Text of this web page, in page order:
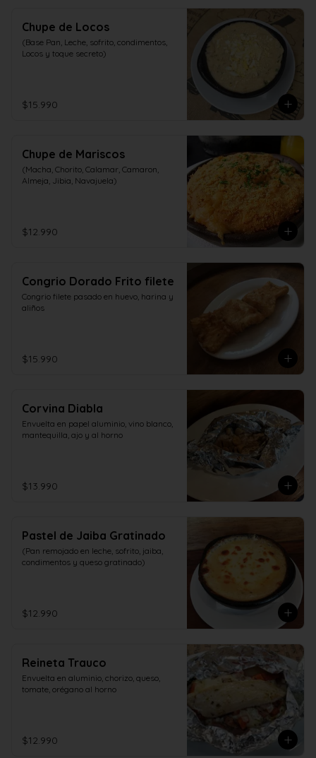
Chupe de Locos
(Base Pan, Leche, sofrito, condimentos,
Locos y toque secreto)
$15.990
Chupe de Mariscos
(Macha, Chorito, Calamar, Camaron,
Almeja, Jibia, Navajuela)
$12.990
Congrio Dorado Frito filete
Congrio filete pasado en huevo, harina y
aliños
$15.990
Corvina Diabla
Envuelta en papel aluminio, vino blanco,
mantequilla, ajo y al horno
$13.990
Pastel de Jaiba Gratinado
(Pan remojado en leche, sofrito, jaiba,
condimentos y queso gratinado)
$12.990
Reineta Trauco
Envuelta en aluminio, chorizo, queso,
tomate, orégano al horno
$12.990